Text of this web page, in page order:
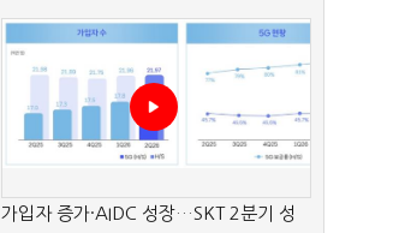
가입자 증가·AIDC 성장…SKT 2분기 성